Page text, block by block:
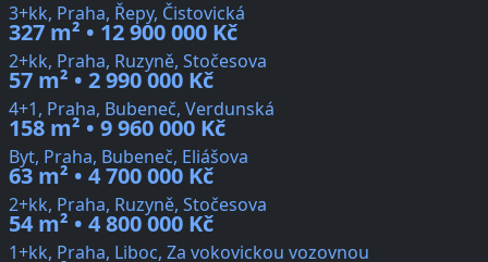
3+kk, Praha, Řepy, Čistovická
327 m² • 12 900 000 Kč
2+kk, Praha, Ruzyně, Stočesova
57 m² • 2 990 000 Kč
4+1, Praha, Bubeneč, Verdunská
158 m² • 9 960 000 Kč
Byt, Praha, Bubeneč, Eliášova
63 m² • 4 700 000 Kč
2+kk, Praha, Ruzyně, Stočesova
54 m² • 4 800 000 Kč
1+kk, Praha, Liboc, Za vokovickou vozovnou